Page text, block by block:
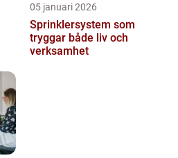
05 januari 2026
Sprinklersystem som
tryggar både liv och
verksamhet